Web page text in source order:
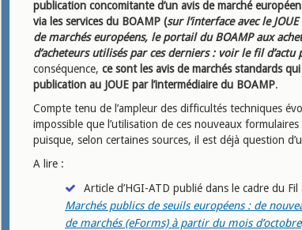
publication concomitante d’un avis de marché
via les services du BOAMP (sur l’interface avec le
de marchés européens, le portail du BOAMP aux
d’acheteurs utilisés par ces derniers : voir le fil
conséquence, ce sont les avis de marchés standards
publication au JOUE par l’intermédiaire du BOAMP.
Compte tenu de l’ampleur des difficultés techniques
impossible que l’utilisation de ces nouveaux
puisque, selon certaines sources, il est déjà question
A lire :
Article d’HGI-ATD publié dans le cadre du
Marchés publics de seuils européens : de
de marchés (eForms) à partir du mois d’octobre